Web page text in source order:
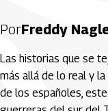
PorFreddy
Las historias que se
más allá de lo real y
de los españoles,